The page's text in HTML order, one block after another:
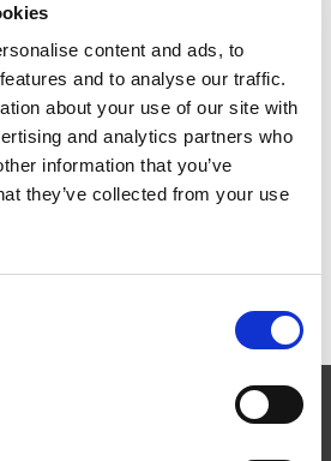
content and ads, to
and to analyse our traffic.
about your use of our site with
and analytics partners who
information that you’ve
they’ve collected from your use